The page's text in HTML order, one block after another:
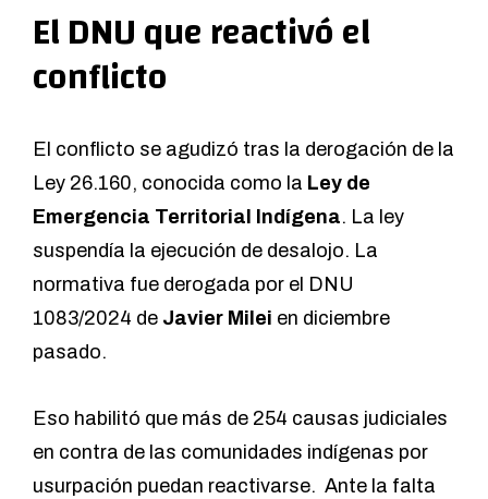
El DNU que reactivó el
conflicto
El conflicto se agudizó tras la derogación de la
Ley 26.160, conocida como la Ley de
Emergencia Territorial Indígena. La ley
suspendía la ejecución de desalojo. La
normativa fue derogada por el DNU
1083/2024 de Javier Milei en diciembre
pasado.
Eso habilitó que más de 254 causas judiciales
en contra de las comunidades indígenas por
usurpación puedan reactivarse. Ante la falta